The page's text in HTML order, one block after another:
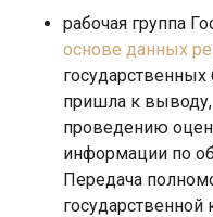
рабочая группа
основе данных
пришла к
проведению
информации по
Передача
государственной